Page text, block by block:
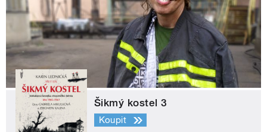
Šikmý kostel 3
Koupit